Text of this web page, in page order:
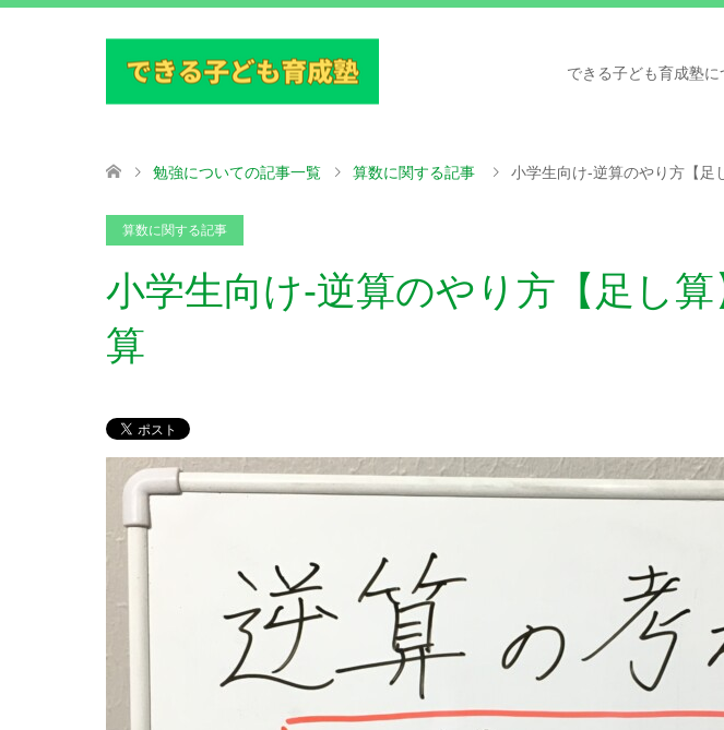
できる子ども育成塾に
勉強についての記事一覧 算数に関する記事 小学生向け-逆算のやり方【足
算数に関する記事
小学生向け-逆算のやり方【足し
算